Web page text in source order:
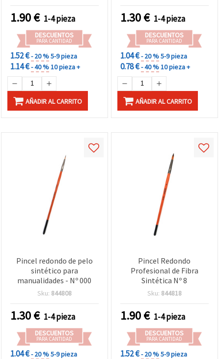
acrílico y detalles finos
1.90€ 1-4 pieza
DESCUENTOS
PARA CANTIDAD
1.52 €- 20 %5-9 pieza
1.14 €- 40 %10 pieza +
AÑADIR AL CARRITO
1.30€ 1-4 pieza
DESCUENTOS
PARA CANTIDAD
1.04 €- 20 %5-9 pieza
0.78 €- 40 %10 pieza +
AÑADIR AL CARRITO
Pincel redondo de pelo
sintético para
manualidades - Nº 000
Sku: 844808
1.30€ 1-4 pieza
DESCUENTOS
PARA CANTIDAD
1.04 €- 20 %5-9 pieza
Pincel Redondo
Profesional de Fibra
Sintética Nº 8
Sku: 844818
1.90€ 1-4 pieza
DESCUENTOS
PARA CANTIDAD
1.52 €- 20 %5-9 pieza